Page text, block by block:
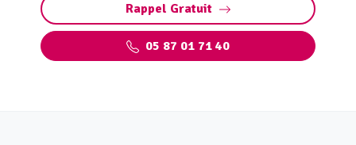
Rappel Gratuit
05 87 01 71 40